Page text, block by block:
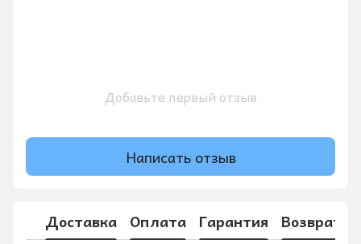
Добавьте первый отзыв
Написать отзыв
Доставка Оплата Гарантия Возврат